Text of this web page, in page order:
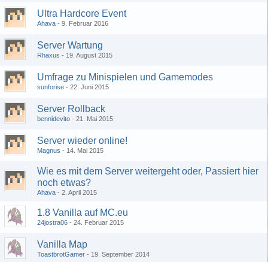
Ultra Hardcore Event
Ahava 9. Februar 2016
Server Wartung
Rhaxus 19. August 2015
Umfrage zu Minispielen und Gamemodes
sunforise 22. Juni 2015
Server Rollback
bennidevito 21. Mai 2015
Server wieder online!
Magnus 14. Mai 2015
Wie es mit dem Server weitergeht oder, Passiert hier
noch etwas?
Ahava 2. April 2015
1.8 Vanilla auf MC.eu
24jostra06 24. Februar 2015
Vanilla Map
ToastbrotGamer 19. September 2014